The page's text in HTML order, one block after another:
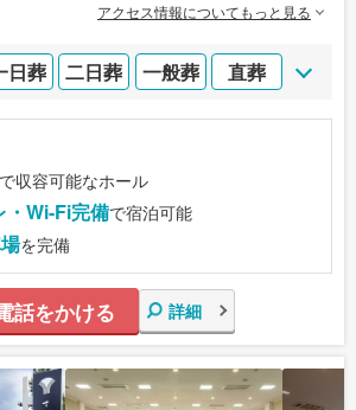
アクセス情報についてもっと見る
日葬 二日葬 一般葬 直葬
収容可能なホール
・Wi-Fi完備で宿泊可能
を完備
話をかける 詳細